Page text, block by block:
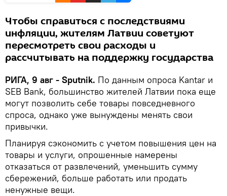
Чтобы справиться с последствиями
инфляции, жителям Латвии советуют
пересмотреть свои расходы и
рассчитывать на поддержку государства
РИГА, 9 авг - Sputnik. По данным опроса Kantar и
SEB Bank, большинство жителей Латвии пока еще
могут позволить себе товары повседневного
спроса, однако уже вынуждены менять свои
привычки.
Планируя сэкономить с учетом повышения цен на
товары и услуги, опрошенные намерены
отказаться от развлечений, уменьшить сумму
сбережений, больше работать или продать
ненужные вещи.